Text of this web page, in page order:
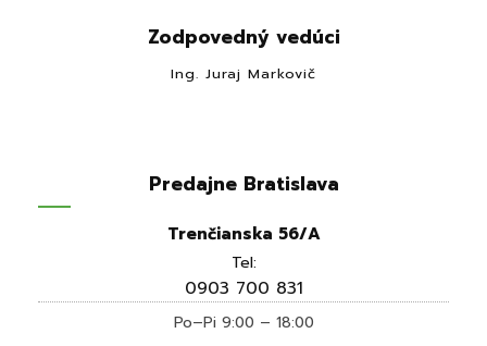
Zodpovedný vedúci
Ing. Juraj Markovič
Predajne Bratislava
Trenčianska 56/A
Tel:
0903 700 831
Po–Pi 9:00 – 18:00